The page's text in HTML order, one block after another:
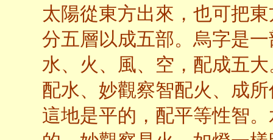
太陽從東方出來，也可把
分五層以成五部。烏字是
水、火、風、空，配成五
配水、妙觀察智配火、成
這地是平的，配平等性智